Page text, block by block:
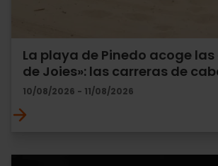
La playa de Pinedo acoge
de Joies»: las carreras de
10/08/2026 - 11/08/2026